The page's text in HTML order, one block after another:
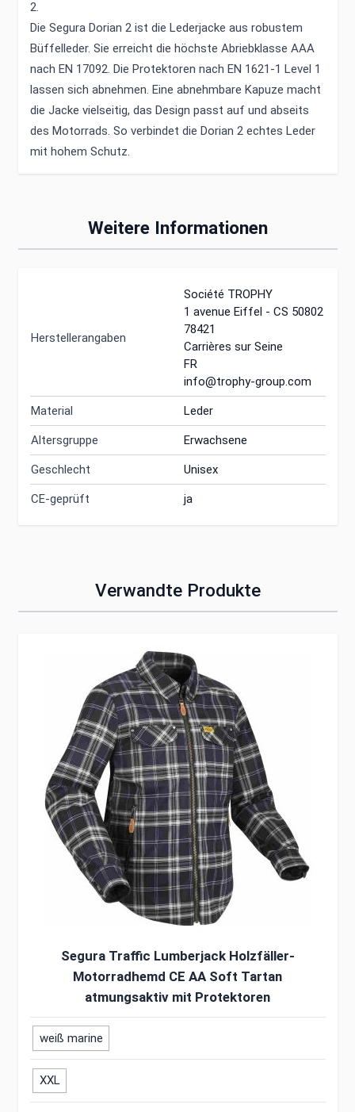
2.
Die Segura Dorian 2 ist die Lederjacke aus robustem
Büffelleder. Sie erreicht die höchste Abriebklasse AAA
nach EN 17092. Die Protektoren nach EN 1621-1 Level 1
lassen sich abnehmen. Eine abnehmbare Kapuze macht
die Jacke vielseitig, das Design passt auf und abseits
des Motorrads. So verbindet die Dorian 2 echtes Leder
mit hohem Schutz.
Weitere Informationen
Herstellerangaben
Société TROPHY
1 avenue Eiffel - CS 50802
78421
Carrières sur Seine
FR
info@trophy-group.com
Material Leder
Altersgruppe Erwachsene
Geschlecht Unisex
CE-geprüft ja
Verwandte Produkte
Segura Traffic Lumberjack Holzfäller-
Motorradhemd CE AA Soft Tartan
atmungsaktiv mit Protektoren
weiß marine
XXL